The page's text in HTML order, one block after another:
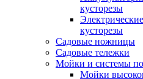
кусторезы
Электрические
кусторезы
Садовые ножницы
Садовые тележки
Мойки и системы
Мойки